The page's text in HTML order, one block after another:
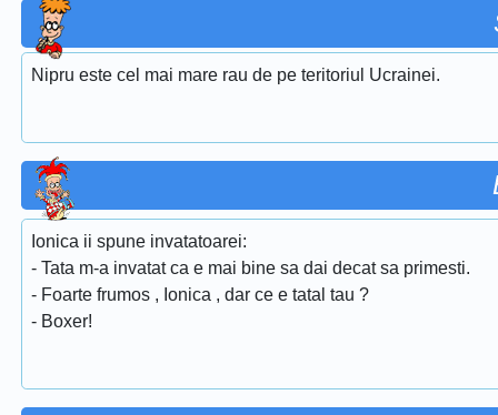
Nipru este cel mai mare rau de pe teritoriul Ucrainei.
Ionica ii spune invatatoarei:
- Tata m-a invatat ca e mai bine sa dai decat sa primesti.
- Foarte frumos , Ionica , dar ce e tatal tau ?
- Boxer!